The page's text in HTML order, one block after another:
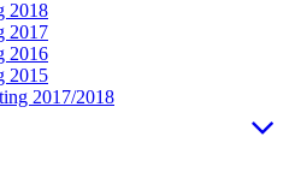
2018
2017
2016
2015
2017/2018